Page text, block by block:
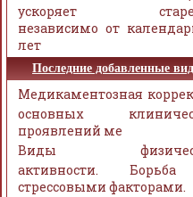
ускоряет
независимо от
лет
Последние добавленные
Медикаментозная
основных
проявлений ме
Виды
активности.
стрессовыми факторами.